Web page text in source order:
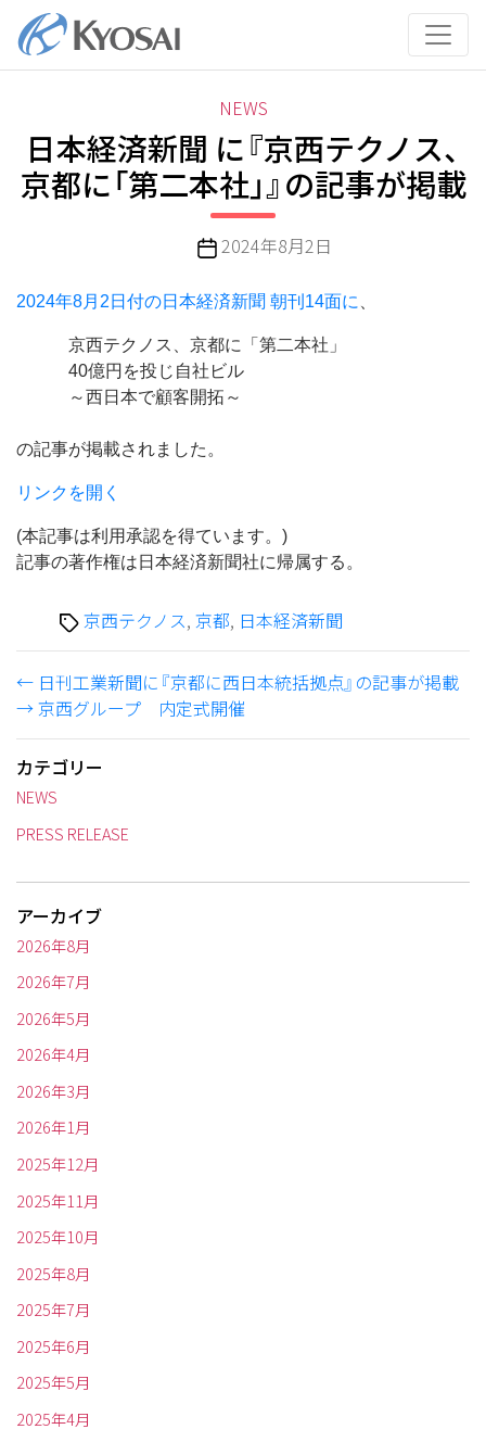
テ
カ
テ
ゴ
リ
ー
NEWS
日本経済新聞 に『京西テクノス、
京都に「第二本社」』の記事が掲載
投
日
2024年8月2日
2024年8月2日付の日本経済新聞 朝刊14面に、
京西テクノス、京都に「第二本社」
40億円を投じ自社ビル
～西日本で顧客開拓～
の記事が掲載されました。
リンクを開く
(本記事は利用承認を得ています。)
記事の著作権は日本経済新聞社に帰属する。
タ
グ
京西テクノス, 京都, 日本経済新聞
← 日刊工業新聞に『京都に西日本統括拠点』の記事が掲載
→京西グループ 内定式開催
カテゴリー
NEWS
PRESS RELEASE
アーカイブ
2026年8月
2026年7月
2026年5月
2026年4月
2026年3月
2026年1月
2025年12月
2025年11月
2025年10月
2025年8月
2025年7月
2025年6月
2025年5月
2025年4月